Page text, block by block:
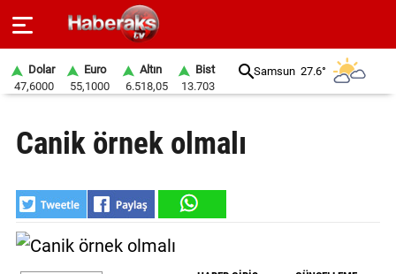
SPOR
YAŞAM
EKONOMİ
BELEDİYELER
Dolar
47,6000
Euro
55,1000
Altın
6.518,05
Bist
13.703
Samsun 27.6°
Canik örnek olmalı